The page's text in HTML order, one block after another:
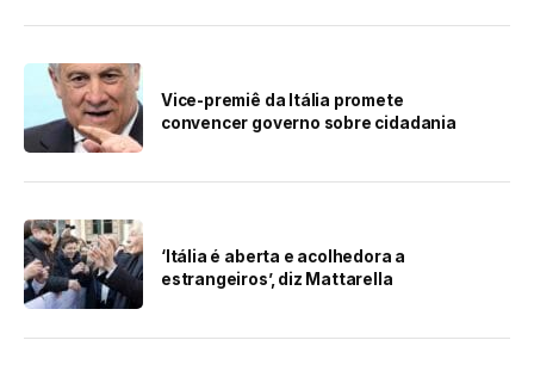
Vice-premiê da Itália promete
convencer governo sobre cidadania
‘Itália é aberta e acolhedora a
estrangeiros’, diz Mattarella